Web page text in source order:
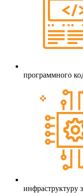
программного
инфраструктуру